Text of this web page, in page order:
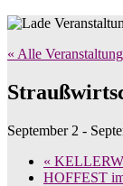
« Alle
September 2 -
«
HOFFEST